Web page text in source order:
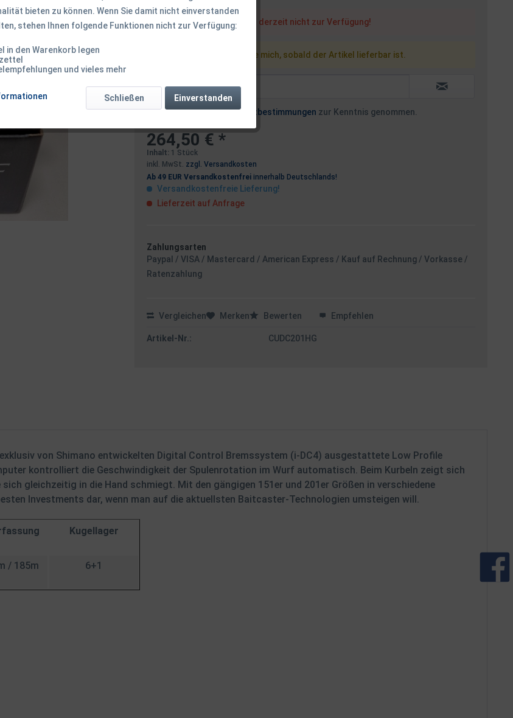
Dieser Artikel steht derzeit nicht zur Verfügung!
Benachrichtigen Sie mich, sobald der Artikel lieferbar ist.
Ich habe dieDatenschutzbestimmungen zur Kenntnis genommen.
264,50 € *
Inhalt: 1 Stück
inkl. MwSt. zzgl. Versandkosten
Ab 49 EUR Versandkostenfrei innerhalb Deutschlands!
Versandkostenfreie Lieferung!
Lieferzeit auf Anfrage
Zahlungsarten
Paypal / VISA / Mastercard / American Express / Kauf auf Rechnung / Vorkasse /
Ratenzahlung
Vergleichen Merken Bewerten Empfehlen
Artikel-Nr.: CUDC201HG
von Shimano entwickelten Digital Control Bremssystem (i-DC4) ausgestattete Low Profile
kontrolliert die Geschwindigkeit der Spulenrotation im Wurf automatisch. Beim Kurbeln zeigt sich
gleichzeitig in die Hand schmiegt. Mit den gängigen 151er und 201er Größen in verschiedene
Investments dar, wenn man auf die aktuellsten Baitcaster-Technologien umsteigen will.
Kugellager
/ 185m 6+1
bieten zu können. Wenn Sie damit nicht einverstanden
stehen Ihnen folgende Funktionen nicht zur Verfügung:
in den Warenkorb legen
und vieles mehr
Einverstanden
Schließen